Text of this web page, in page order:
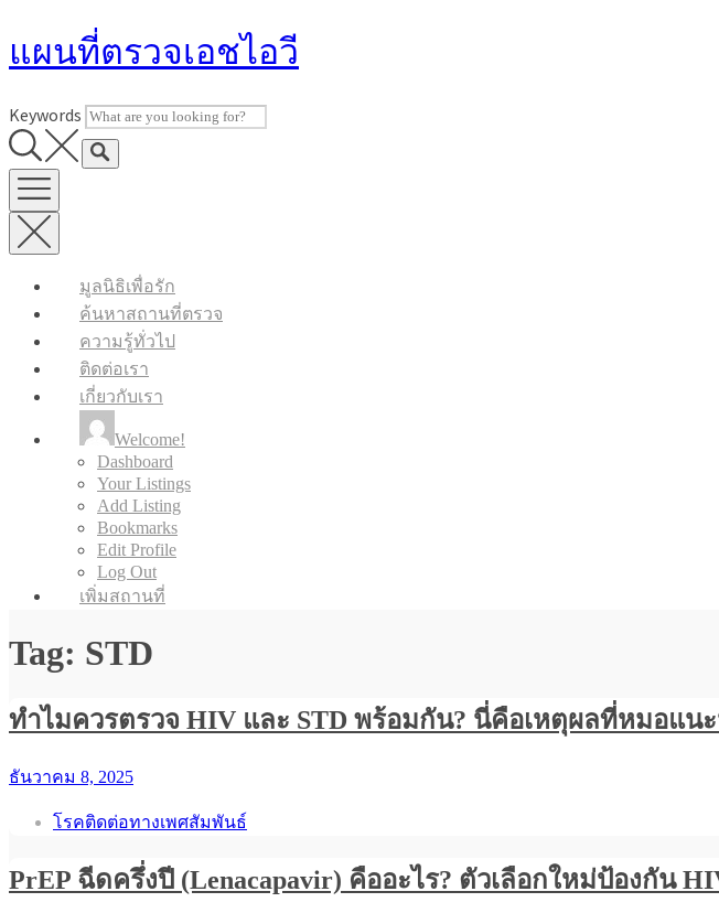
to
แผนที่ตรวจเอชไอวี
Keywords
มูลนิธิเพื่อรัก
ค้นหาสถานที่ตรวจ
ความรู้ทั่วไป
ติดต่อเรา
เกี่ยวกับเรา
Welcome!
Dashboard
Your Listings
Add Listing
Bookmarks
Edit Profile
Log Out
เพิ่มสถานที่
Tag: STD
ทำไมควรตรวจ HIV และ STD พร้อมกัน? นี่คือเหตุผลที่หมอแน
ธันวาคม 8, 2025
โรคติดต่อทางเพศสัมพันธ์
PrEP ฉีดครึ่งปี (Lenacapavir) คืออะไร? ตัวเลือกใหม่ป้องกัน